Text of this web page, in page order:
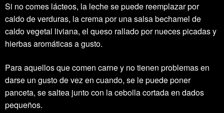
Si no comes lácteos, la leche se puede reemplazar por
caldo de verduras, la crema por una salsa bechamel de
caldo vegetal liviana, el queso rallado por nueces picadas y
hierbas aromáticas a gusto.
Para aquellos que comen carne y no tienen problemas en
darse un gusto de vez en cuando, se le puede poner
panceta, se saltea junto con la cebolla cortada en dados
pequeños.